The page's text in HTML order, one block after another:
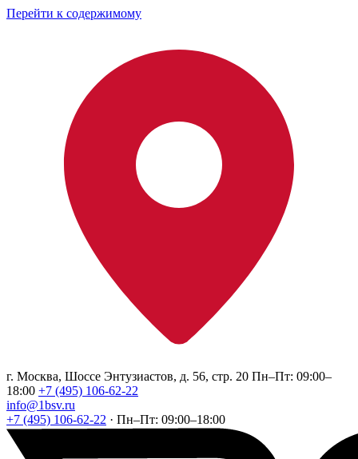
Перейти к содержимому
г. Москва, Шоссе Энтузиастов, д. 56, стр. 20 Пн–Пт: 09:00–
18:00 +7 (495) 106-62-22
info@1bsv.ru
+7 (495) 106-62-22 · Пн–Пт: 09:00–18:00